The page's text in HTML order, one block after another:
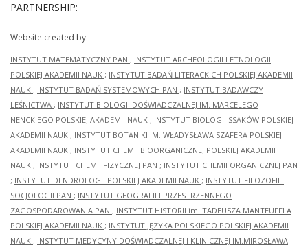
PARTNERSHIP:
Website created by
INSTYTUT MATEMATYCZNY PAN ; INSTYTUT ARCHEOLOGII I ETNOLOGII
POLSKIEJ AKADEMII NAUK ; INSTYTUT BADAŃ LITERACKICH POLSKIEJ AKADEMII
NAUK ; INSTYTUT BADAŃ SYSTEMOWYCH PAN ; INSTYTUT BADAWCZY
LEŚNICTWA ; INSTYTUT BIOLOGII DOŚWIADCZALNEJ IM. MARCELEGO
NENCKIEGO POLSKIEJ AKADEMII NAUK ; INSTYTUT BIOLOGII SSAKÓW POLSKIEJ
AKADEMII NAUK ; INSTYTUT BOTANIKI IM. WŁADYSŁAWA SZAFERA POLSKIEJ
AKADEMII NAUK ; INSTYTUT CHEMII BIOORGANICZNEJ POLSKIEJ AKADEMII
NAUK ; INSTYTUT CHEMII FIZYCZNEJ PAN ; INSTYTUT CHEMII ORGANICZNEJ PAN
; INSTYTUT DENDROLOGII POLSKIEJ AKADEMII NAUK ; INSTYTUT FILOZOFII I
SOCJOLOGII PAN ; INSTYTUT GEOGRAFII I PRZESTRZENNEGO
ZAGOSPODAROWANIA PAN ; INSTYTUT HISTORII im. TADEUSZA MANTEUFFLA
POLSKIEJ AKADEMII NAUK ; INSTYTUT JĘZYKA POLSKIEGO POLSKIEJ AKADEMII
NAUK ; INSTYTUT MEDYCYNY DOŚWIADCZALNEJ I KLINICZNEJ IM.MIROSŁAWA